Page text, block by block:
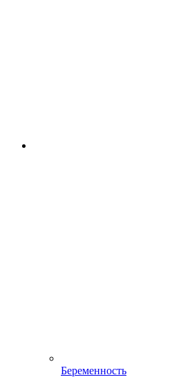
Беременность